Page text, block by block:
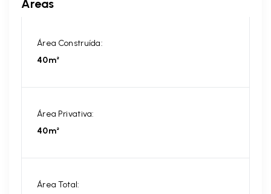
Áreas
Área Construída:
40m²
Área Privativa:
40m²
Área Total: